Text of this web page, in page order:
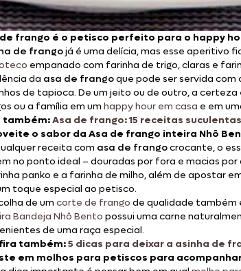
frango é o petisco perfeito para o happy
de frangojá é uma delícia, mas esse aperitivo
empanado com farinha de trigo, claras e
da asa de frangoque pode ser servida com
de tapioca. De um jeito ou de outro, a
ou a família em um happy hour em casa e em
também:Asa de frango: 15 receitas
o sabor da Asa de frango inteira Nhô
receita com asa de frangocrocante, o
no ponto ideal – douradas por fora e macias
panko e a farinha de milho, além de apostar
toque especial ao petisco.
de um corte de frango de qualidade também
Bandeja Nhô Bento possui uma carne
de uma raça especial.
também:5 dicas para deixar a asinha de
em molhos para petiscos para